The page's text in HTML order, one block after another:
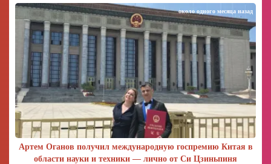
Артем Оганов получил международную госпремию Китая в
области науки и техники — лично от Си Цзиньпиня
около одного месяца назад